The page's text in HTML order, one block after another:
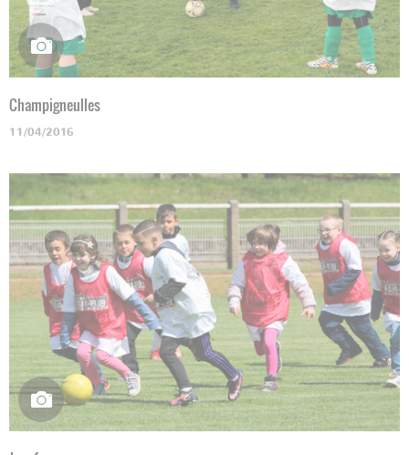
Champigneulles
11/04/2016